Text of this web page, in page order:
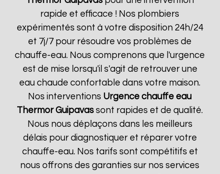
rapide et efficace ! Nos plombiers
expérimentés sont à votre disposition 24h/24
et 7j/7 pour résoudre vos problèmes de
chauffe-eau. Nous comprenons que l'urgence
est de mise lorsqu'il s'agit de retrouver une
eau chaude confortable dans votre maison.
Nos interventions Urgence chauffe eau
Thermor Guipavas sont rapides et de qualité.
Nous nous déplaçons dans les meilleurs
délais pour diagnostiquer et réparer votre
chauffe-eau. Nos tarifs sont compétitifs et
nous offrons des garanties sur nos services